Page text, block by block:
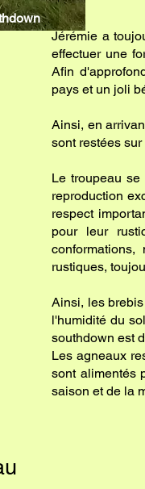
Jérémie a
effectuer une
Afin
pays et un joli
Ainsi, en
sont restées
Le troupeau
reproduction
respect
pour leur
rustiques,
Ainsi, les
l'humidité du
southdown est
Les agneaux
sont alimentés
saison et de la